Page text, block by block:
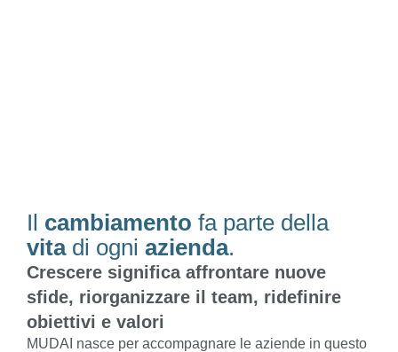
Il cambiamento fa parte della
vitadi ogni azienda.
Crescere significa affrontare nuove
sfide, riorganizzare il team, ridefinire
obiettivi e valori
MUDAI nasce per accompagnare le aziende in questo